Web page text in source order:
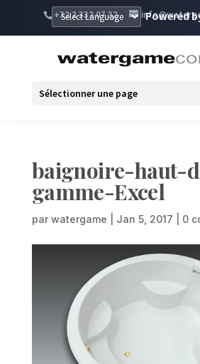
+32 2 332 07 32 Powered
Sélectionner une page
baignoire-haut-
gamme-Excel
par watergame Jan 5, 2017 0